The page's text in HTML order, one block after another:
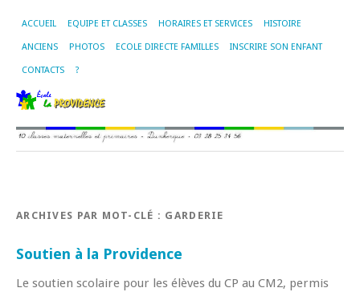
ACCUEIL EQUIPE ET CLASSES HORAIRES ET SERVICES HISTOIRE
ANCIENS PHOTOS ECOLE DIRECTE FAMILLES INSCRIRE SON ENFANT
CONTACTS ?
ARCHIVES PAR MOT-CLÉ : GARDERIE
Soutien à la Providence
Le soutien scolaire pour les élèves du CP au CM2, permis